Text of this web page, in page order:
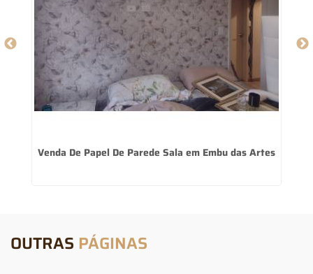
Venda De Papel De Parede Sala em Embu das Artes
OUTRAS PÁGINAS